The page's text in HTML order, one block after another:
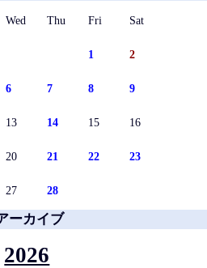
Wed Thu Fri Sat
1 2
6 7 8 9
13 14 15 16
20 21 22 23
27 28
ーカイブ
2026